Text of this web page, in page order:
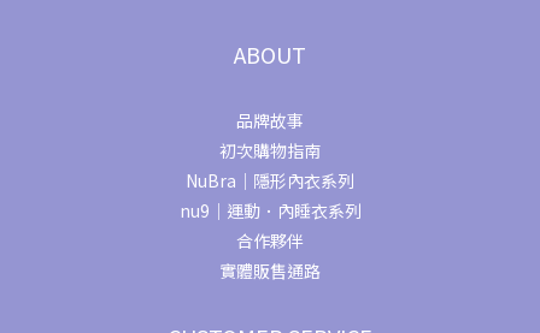
ABOUT
品牌故事
初次購物指南
NuBra｜隱形內衣系列
nu9｜運動．內睡衣系列
合作夥伴
實體販售通路